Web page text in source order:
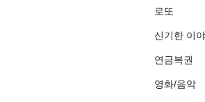
로또
신기한 이
연금복권
영화/음악